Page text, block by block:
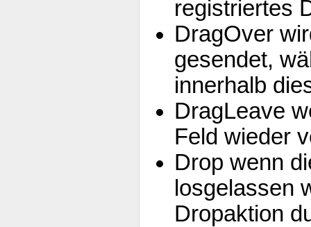
registriertes
DragOver
gesendet,
innerhalb
DragLeave
Feld wieder
Drop wenn
losgelassen
Dropaktion